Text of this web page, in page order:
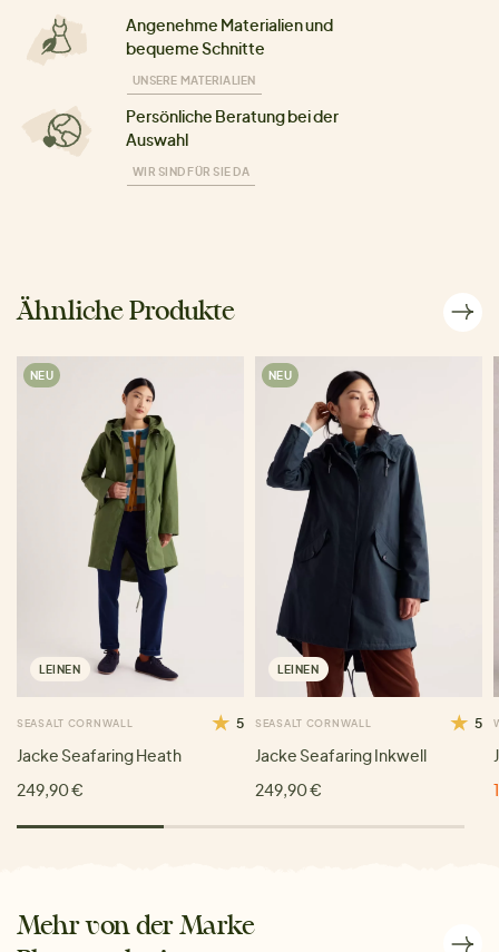
Angenehme Materialien und
bequeme Schnitte
UNSERE MATERIALIEN
Persönliche Beratung bei der
Auswahl
WIR SIND FÜR SIE DA
Ähnliche Produkte
NEU
LEINEN
SEASALT CORNWALL 5
Jacke Seafaring Heath
249,90 €
NEU
LEINEN
SEASALT CORNWALL 5
Jacke Seafaring Inkwell
249,90 €
Mehr von der Marke